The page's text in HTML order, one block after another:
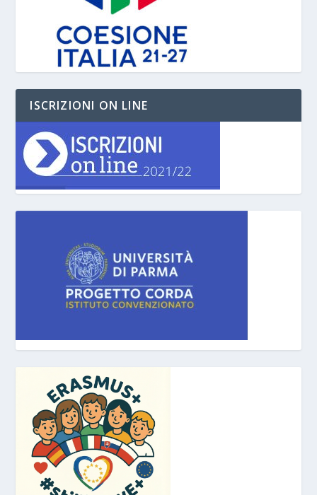
ISCRIZIONI ON LINE